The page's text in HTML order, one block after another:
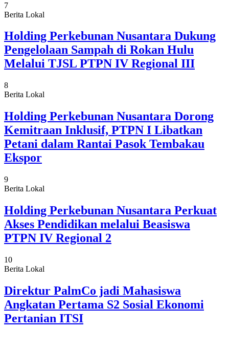
7
Berita Lokal
Holding Perkebunan Nusantara Dukung
Pengelolaan Sampah di Rokan Hulu
Melalui TJSL PTPN IV Regional III
8
Berita Lokal
Holding Perkebunan Nusantara Dorong
Kemitraan Inklusif, PTPN I Libatkan
Petani dalam Rantai Pasok Tembakau
Ekspor
9
Berita Lokal
Holding Perkebunan Nusantara Perkuat
Akses Pendidikan melalui Beasiswa
PTPN IV Regional 2
10
Berita Lokal
Direktur PalmCo jadi Mahasiswa
Angkatan Pertama S2 Sosial Ekonomi
Pertanian ITSI